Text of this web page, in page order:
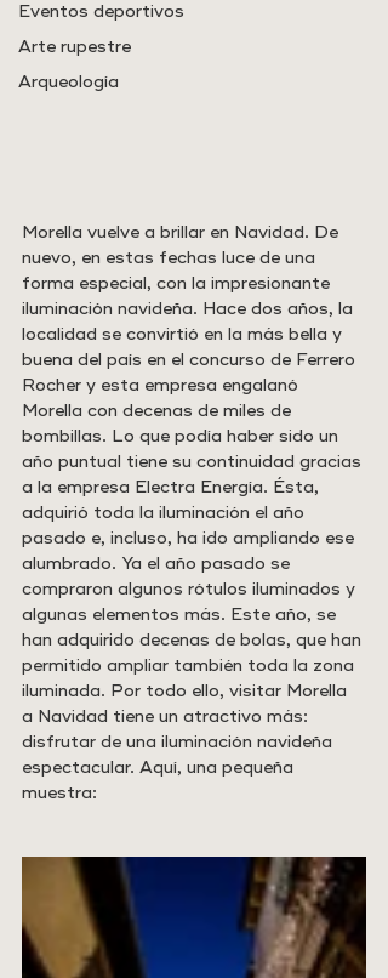
Eventos deportivos
Arte rupestre
Arqueología
Morella vuelve a brillar en Navidad. De
nuevo, en estas fechas luce de una
forma especial, con la impresionante
iluminación navideña. Hace dos años, la
localidad se convirtió en la más bella y
buena del país en el concurso de Ferrero
Rocher y esta empresa engalanó
Morella con decenas de miles de
bombillas. Lo que podía haber sido un
año puntual tiene su continuidad gracias
a la empresa Electra Energía. Ésta,
adquirió toda la iluminación el año
pasado e, incluso, ha ido ampliando ese
alumbrado. Ya el año pasado se
compraron algunos rótulos iluminados y
algunas elementos más. Este año, se
han adquirido decenas de bolas, que han
permitido ampliar también toda la zona
iluminada. Por todo ello, visitar Morella
a Navidad tiene un atractivo más:
disfrutar de una iluminación navideña
espectacular. Aquí, una pequeña
muestra: